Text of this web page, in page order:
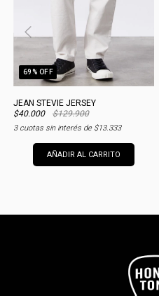
69% OFF
JEAN STEVIE JERSEY
$40.000
$129.900
3cuotas sin interés de $13.333
AÑADIR AL CARRITO